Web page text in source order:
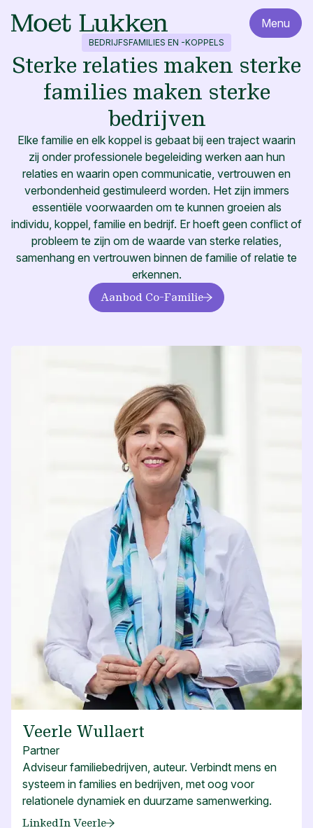
Menu
BEDRIJFSFAMILIES EN -KOPPELS
Sterke relaties maken sterke
families maken sterke
bedrijven
Elke familie en elk koppel is gebaat bij een traject waarin
zij onder professionele begeleiding werken aan hun
relaties en waarin open communicatie, vertrouwen en
verbondenheid gestimuleerd worden. Het zijn immers
essentiële voorwaarden om te kunnen groeien als
individu, koppel, familie en bedrijf. Er hoeft geen conflict of
probleem te zijn om de waarde van sterke relaties,
samenhang en vertrouwen binnen de familie of relatie te
erkennen.
Aanbod Co-Familie
Veerle Wullaert
Partner
Adviseur familiebedrijven, auteur. Verbindt mens en
systeem in families en bedrijven, met oog voor
relationele dynamiek en duurzame samenwerking.
LinkedIn Veerle